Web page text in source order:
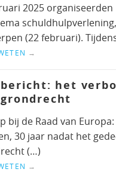
2025
(22 februari).
→
het
bij de Raad van
30 jaar nadat het
(…)
→